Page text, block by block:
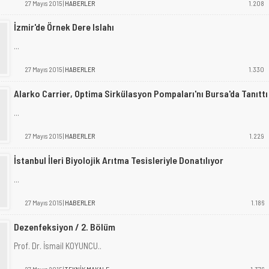
27 Mayıs 2015 | HABERLER 1.208
İzmir'de Örnek Dere Islahı
...
27 Mayıs 2015 | HABERLER 1.330
Alarko Carrier, Optima Sirkülasyon Pompaları'nı Bursa'da Tanıttı
...
27 Mayıs 2015 | HABERLER 1.229
İstanbul İleri Biyolojik Arıtma Tesisleriyle Donatılıyor
...
27 Mayıs 2015 | HABERLER 1.186
Dezenfeksiyon / 2. Bölüm
Prof. Dr. İsmail KOYUNCU..